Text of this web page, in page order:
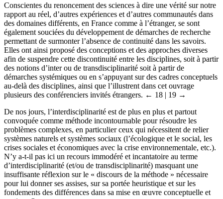
Conscientes du renoncement des sciences à dire une vérité sur notre
rapport au réel, d’autres expériences et d’autres communautés dans
des domaines différents, en France comme à l’étranger, se sont
également souciées du développement de démarches de recherche
permettant de surmonter l’absence de continuité dans les savoirs.
Elles ont ainsi proposé des conceptions et des approches diverses
afin de suspendre cette discontinuité entre les disciplines, soit à partir
des notions d’inter ou de transdisciplinarité soit à partir de
démarches systémiques ou en s’appuyant sur des cadres conceptuels
au-delà des disciplines, ainsi que l’illustrent dans cet ouvrage
plusieurs des conférenciers invités étrangers. ← 18 | 19 →
De nos jours, l’interdisciplinarité est de plus en plus et partout
convoquée comme méthode incontournable pour résoudre les
problèmes complexes, en particulier ceux qui nécessitent de relier
systèmes naturels et systèmes sociaux (l’écologique et le social, les
crises sociales et économiques avec la crise environnementale, etc.).
N’y a-t-il pas ici un recours immodéré et incantatoire au terme
d’interdisciplinarité (et/ou de transdisciplinarité) masquant une
insuffisante réflexion sur le « discours de la méthode » nécessaire
pour lui donner ses assises, sur sa portée heuristique et sur les
fondements des différences dans sa mise en œuvre conceptuelle et